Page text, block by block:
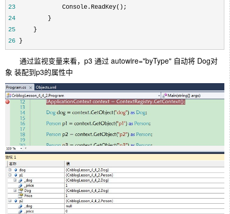
23
24
25
26 }
通过监视变量来看，p3 通过 autowire="byType" 自动将 Dog对
象 装配到p3的属性中